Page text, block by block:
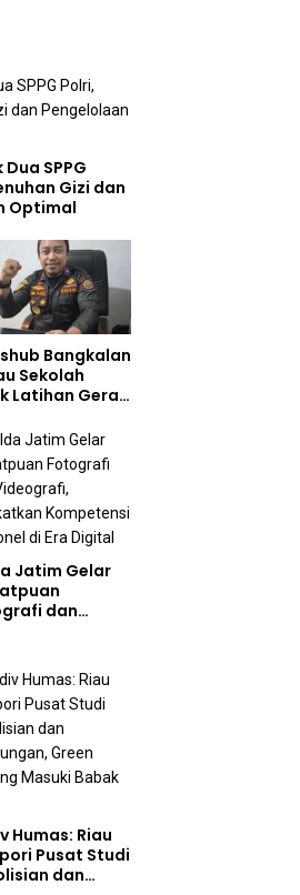
SPPG
Gizi dan
Optimal
Bangkalan
Sekolah
Latihan Gerak
Jatim Gelar
dan
di Era
Humas: Riau
Pusat Studi
dan